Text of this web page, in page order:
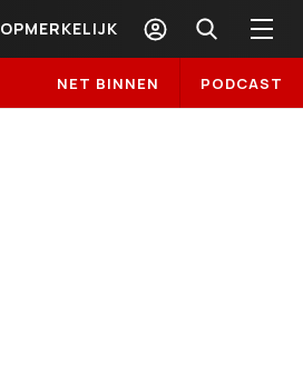
OPMERKELIJK
NET BINNEN PODCAST